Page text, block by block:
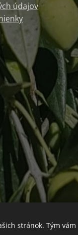
údajov
stránok. Tým vám